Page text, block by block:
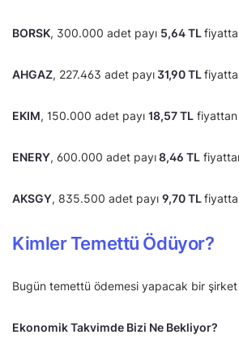
BORSK, 300.000 adet payı 5,64 TL
AHGAZ, 227.463 adet payı31,90 TL
EKIM, 150.000 adet payı 18,57 TL fiyattan
ENERY, 600.000 adet payı8,46 TL
AKSGY, 835.500 adet payı 9,70 TL
Kimler Temettü Ödüyor?
Bugün temettü ödemesi yapacak bir
Ekonomik Takvimde Bizi Ne Bekliyor?